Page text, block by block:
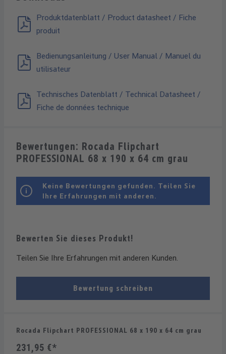
Produktdatenblatt / Product datasheet / Fiche
produit
Bedienungsanleitung / User Manual / Manuel du
utilisateur
Technisches Datenblatt / Technical Datasheet /
Fiche de données technique
Bewertungen: Rocada Flipchart
PROFESSIONAL 68 x 190 x 64 cm grau
Bewerten Sie dieses Produkt!
Teilen Sie Ihre Erfahrungen mit anderen Kunden.
Bewertung schreiben
Keine Bewertungen gefunden. Teilen Sie
Ihre Erfahrungen mit anderen.
Rocada Flipchart PROFESSIONAL 68 x 190 x 64 cm grau
231,95 €*